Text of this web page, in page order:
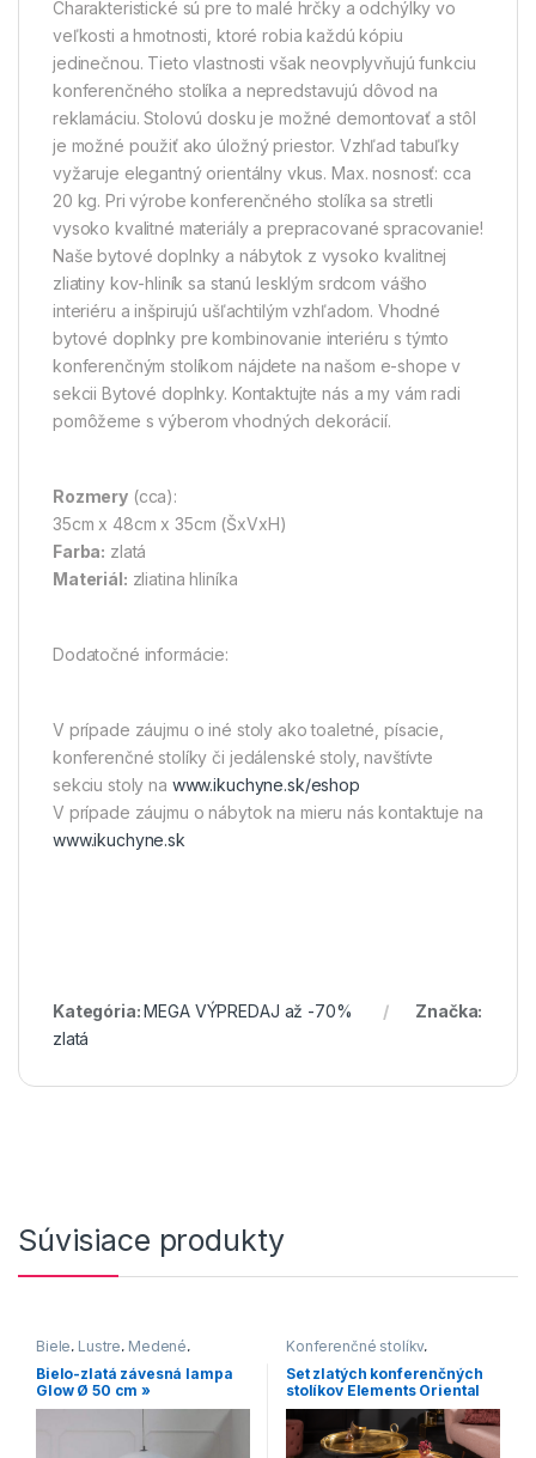
Charakteristické sú pre to malé hrčky a odchýlky vo
veľkosti a hmotnosti, ktoré robia každú kópiu
jedinečnou. Tieto vlastnosti však neovplyvňujú funkciu
konferenčného stolíka a nepredstavujú dôvod na
reklamáciu. Stolovú dosku je možné demontovať a stôl
je možné použiť ako úložný priestor. Vzhľad tabuľky
vyžaruje elegantný orientálny vkus. Max. nosnosť: cca
20 kg. Pri výrobe konferenčného stolíka sa stretli
vysoko kvalitné materiály a prepracované spracovanie!
Naše bytové doplnky a nábytok z vysoko kvalitnej
zliatiny kov-hliník sa stanú lesklým srdcom vášho
interiéru a inšpirujú ušľachtilým vzhľadom. Vhodné
bytové doplnky pre kombinovanie interiéru s týmto
konferenčným stolíkom nájdete na našom e-shope v
sekcii Bytové doplnky. Kontaktujte nás a my vám radi
pomôžeme s výberom vhodných dekorácií.
Rozmery (cca):
35cm x 48cm x 35cm (ŠxVxH)
Farba: zlatá
Materiál: zliatina hliníka
Dodatočné informácie:
V prípade záujmu o iné stoly ako toaletné, písacie,
konferenčné stolíky či jedálenské stoly, navštívte
sekciu stoly na www.ikuchyne.sk/eshop
V prípade záujmu o nábytok na mieru nás kontaktuje na
www.ikuchyne.sk
Kategória:MEGA VÝPREDAJ až -70%
Značka:
zlatá
Súvisiace produkty
Biele, Lustre, Medené,
Moderný štýl
Bielo-zlatá závesná lampa
Glow Ø 50 cm »
Konferenčné stolíky,
Konferenčné stolíky v
industriálnom štýle,
Konferenčné stolíky v
modernom štýle,Oblé
konferenčné stolíky
Set zlatých konferenčných
stolíkov Elements Oriental
2ks »